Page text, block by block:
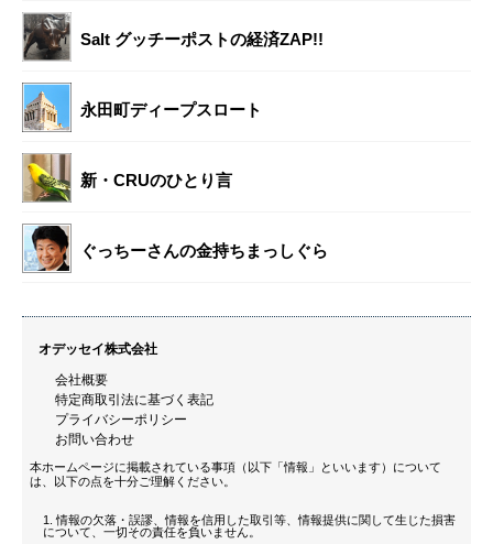
Salt グッチーポストの経済ZAP!!
永田町ディープスロート
新・CRUのひとり言
ぐっちーさんの金持ちまっしぐら
オデッセイ株式会社
会社概要
特定商取引法に基づく表記
プライバシーポリシー
お問い合わせ
本ホームページに掲載されている事項（以下「情報」といいます）について
は、以下の点を十分ご理解ください。
情報の欠落・誤謬、情報を信用した取引等、情報提供に関して生じた損害
について、一切その責任を負いません。